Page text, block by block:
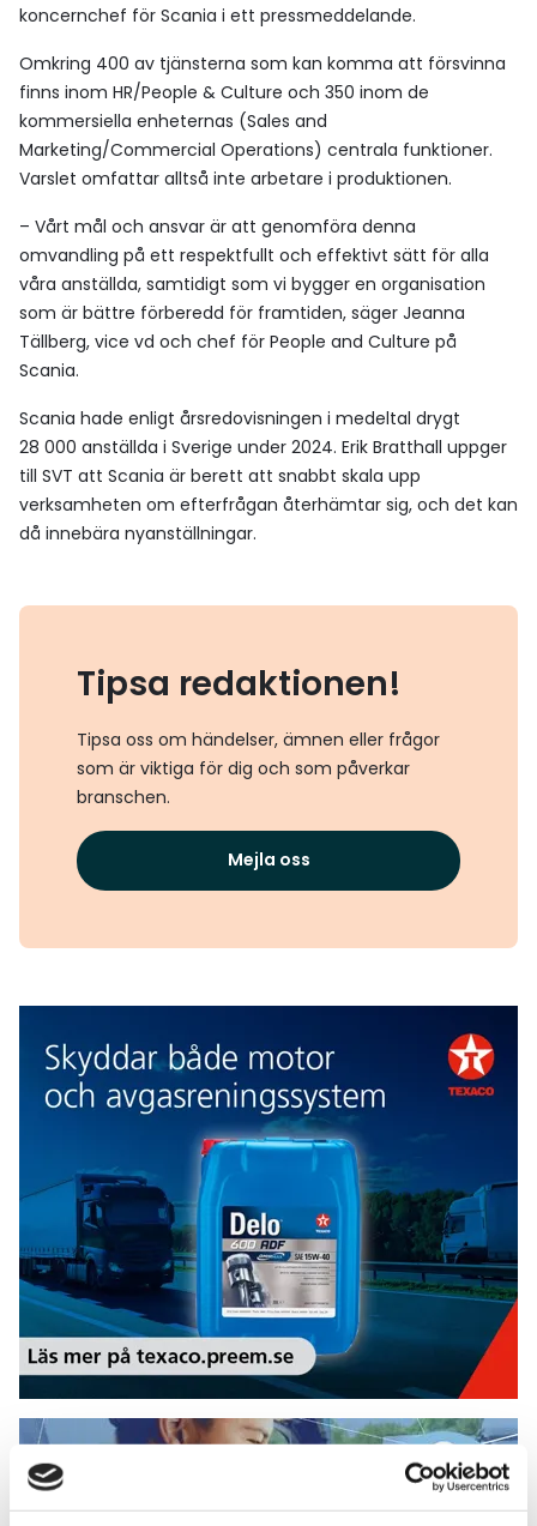
koncernchef för Scania i ett pressmeddelande.
Omkring 400 av tjänsterna som kan komma att försvinna
finns inom HR/People & Culture och 350 inom de
kommersiella enheternas (Sales and
Marketing/Commercial Operations) centrala funktioner.
Varslet omfattar alltså inte arbetare i produktionen.
– Vårt mål och ansvar är att genomföra denna
omvandling på ett respektfullt och effektivt sätt för alla
våra anställda, samtidigt som vi bygger en organisation
som är bättre förberedd för framtiden, säger Jeanna
Tällberg, vice vd och chef för People and Culture på
Scania.
Scania hade enligt årsredovisningen i medeltal drygt
28 000 anställda i Sverige under 2024. Erik Bratthall uppger
till SVT att Scania är berett att snabbt skala upp
verksamheten om efterfrågan återhämtar sig, och det kan
då innebära nyanställningar.
Tipsa redaktionen!
Tipsa oss om händelser, ämnen eller frågor
som är viktiga för dig och som påverkar
branschen.
Mejla oss
Add Secure